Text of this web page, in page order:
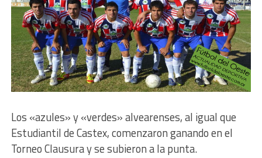
Los «azules» y «verdes» alvearenses, al igual que
Estudiantil de Castex, comenzaron ganando en el
Torneo Clausura y se subieron a la punta.